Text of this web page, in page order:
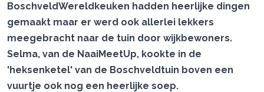
BoschveldWereldkeuken hadden heerlijke dingen
gemaakt maar er werd ook allerlei lekkers
meegebracht naar de tuin door wijkbewoners.
Selma, van de NaaiMeetUp, kookte in de
'heksenketel' van de Boschveldtuin boven een
vuurtje ook nog een heerlijke soep.